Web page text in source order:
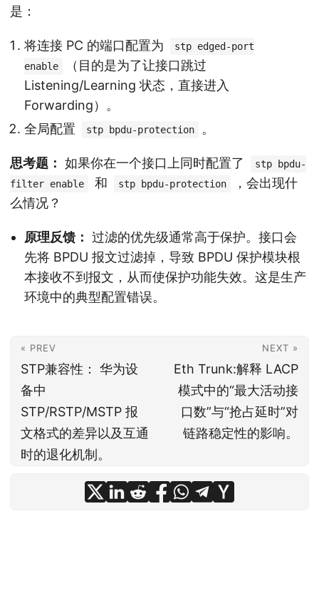
是：
将连接 PC 的端口配置为
stp edged-port
enable
（目的是为了让接口跳过
Listening/Learning 状态，直接进入
Forwarding）。
全局配置
stp bpdu-protection 。
思考题： 如果你在一个接口上同时配置了
stp bpdu-
filter enable
和 stp bpdu-protection
，会出现什
么情况？
原理反馈： 过滤的优先级通常高于保护。接口会
先将 BPDU 报文过滤掉，导致 BPDU 保护模块根
本接收不到报文，从而使保护功能失效。这是生产
环境中的典型配置错误。
« PREV
STP兼容性： 华为设
备中
STP/RSTP/MSTP 报
文格式的差异以及互通
时的退化机制。
NEXT »
Eth Trunk:解释 LACP
模式中的“最大活动接
口数”与“抢占延时”对
链路稳定性的影响。